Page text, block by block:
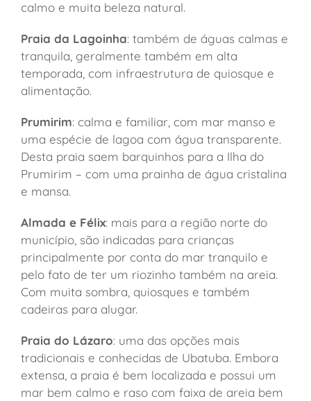
calmo e muita beleza natural.
Praia da Lagoinha: também de águas calmas e
tranquila, geralmente também em alta
temporada, com infraestrutura de quiosque e
alimentação.
Prumirim: calma e familiar, com mar manso e
uma espécie de lagoa com água transparente.
Desta praia saem barquinhos para a Ilha do
Prumirim – com uma prainha de água cristalina
e mansa.
Almada e Félix: mais para a região norte do
município, são indicadas para crianças
principalmente por conta do mar tranquilo e
pelo fato de ter um riozinho também na areia.
Com muita sombra, quiosques e também
cadeiras para alugar.
Praia do Lázaro: uma das opções mais
tradicionais e conhecidas de Ubatuba. Embora
extensa, a praia é bem localizada e possui um
mar bem calmo e raso com faixa de areia bem